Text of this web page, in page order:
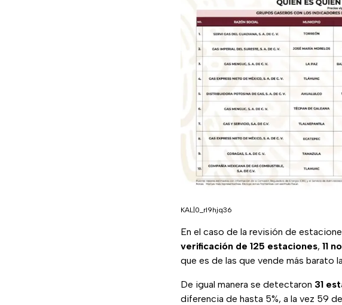
KAL|0_rl9hjq36
En el caso de la revisión de
verificación de 125 estaciones, 11
que es de las que vende más barato
De igual manera se detectaron 31
diferencia de hasta 5%, a la vez 59